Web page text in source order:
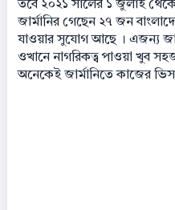
তবে ২০২১ সালের ১ জুলাই থেকে
জার্মানির গেছেন ২৭ জন
যাওয়ার সুযোগ আছে । এজন্য
ওখানে নাগরিকত্ব পাওয়া খুব
অনেকেই জার্মানিতে কাজের